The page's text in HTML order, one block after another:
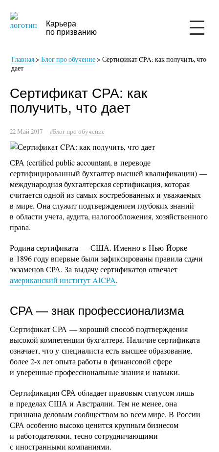
Карьера
по призванию
Главная> Блог про обучение> Сертификат CPA: как получить, что
дает
Сертификат CPA: как
получить, что дает
22 Май 2017 #Блог про обучение
СРА (certified public accountant, в переводе
сертифицированный бухгалтер высшей квалификации) —
международная бухгалтерская сертификация, которая
считается одной из самых востребованных и уважаемых
в мире. Она служит подтверждением глубоких знаний
в области учета, аудита, налогообложения, хозяйственного
права.
Родина сертификата — США. Именно в Нью-Йорке
в 1896 году впервые были зафиксированы правила сдачи
экзаменов СРА. За выдачу сертификатов отвечает
американский институт AICPA.
СРА — знак профессионализма
Сертификат СРА — хороший способ подтверждения
высокой компетенции бухгалтера. Наличие сертификата
означает, что у специалиста есть высшее образование,
более 2-х лет опыта работы в финансовой сфере
и уверенные профессиональные знания и навыки.
Сертификация СРА обладает правовым статусом лишь
в пределах США и Австралии. Тем не менее, она
признана деловым сообществом во всем мире. В России
СРА особенно высоко ценится крупным бизнесом
и работодателями, тесно сотрудничающими
с иностранными компаниями.